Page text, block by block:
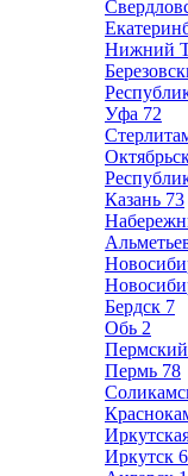
Нижний
Уфа 72
Казань 73
Бердск 7
Обь 2
Пермь 78
Иркутск